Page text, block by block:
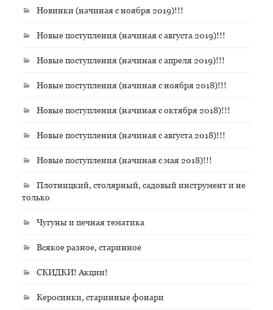
Новинки (начиная с ноября 2019)!!!
Новые поступления (начиная с августа 2019)!!!
Новые поступления (начиная с апреля 2019)!!!
Новые поступления (начиная с ноября 2018)!!!
Новые поступления (начиная с октября 2018)!!!
Новые поступления (начиная с августа 2018)!!!
Новые поступления (начиная с мая 2018)!!!
Плотницкий, столярный, садовый инструмент и не
только
Чугуны и печная тематика
Всякое разное, старинное
СКИДКИ! Акции!
Керосинки, старинные фонари